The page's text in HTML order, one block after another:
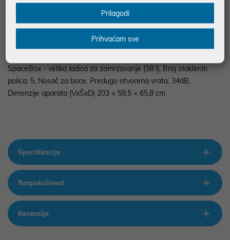
Karakteristike; AdaptTech: Pametni sistem prilagođavanja,
za brzo zamrzavanje, Supercool, Oprema hladnjaka XXL
SpaceBox - velika ladica za zamrzavanje (38 l), Broj staklenih
polica: 5, Nosač za boce, Predugo otvorena vrata, 34dB,
Dimenzije aparata (VxŠxD) 203 × 59,5 × 65,8 cm
Specifikacija
Raspoloživost
Recenzije
Prilagodi
Prihvaćam sve